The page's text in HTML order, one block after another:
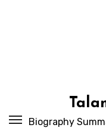
Biography